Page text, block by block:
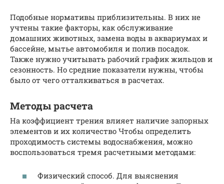
Подобные нормативы приблизительны. В них не
учтены такие факторы, как обслуживание
домашних животных, замена воды в аквариумах и
бассейне, мытье автомобиля и полив посадок.
Также нужно учитывать рабочий график жильцов и
сезонность. Но средние показатели нужны, чтобы
было от чего отталкиваться в расчетах.
Методы расчета
На коэффициент трения влияет наличие запорных
элементов и их количество Чтобы определить
проходимость системы водоснабжения, можно
воспользоваться тремя расчетными методами:
Физический способ. Для выяснения